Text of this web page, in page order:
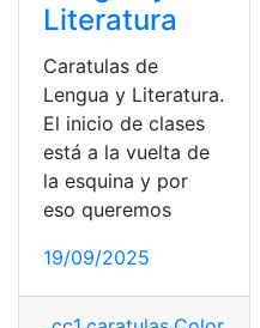
Literatura
Caratulas de
Lengua y Literatura.
El inicio de clases
está a la vuelta de
la esquina y por
eso queremos
19/09/2025